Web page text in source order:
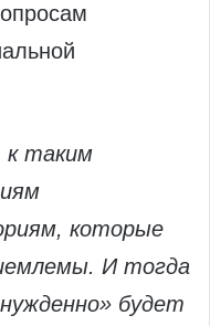
к таким
которые
И тогда
будет